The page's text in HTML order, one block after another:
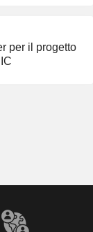
per il progetto